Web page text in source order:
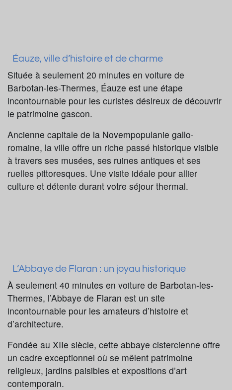
Éauze, ville d’histoire et de charme
Située à seulement 20 minutes en voiture de
Barbotan-les-Thermes, Éauze est une étape
incontournable pour les curistes désireux de découvrir
le patrimoine gascon.
Ancienne capitale de la Novempopulanie gallo-
romaine, la ville offre un riche passé historique visible
à travers ses musées, ses ruines antiques et ses
ruelles pittoresques. Une visite idéale pour allier
culture et détente durant votre séjour thermal.
L’Abbaye de Flaran : un joyau historique
À seulement 40 minutes en voiture de Barbotan-les-
Thermes, l’Abbaye de Flaran est un site
incontournable pour les amateurs d’histoire et
d’architecture.
Fondée au XIIe siècle, cette abbaye cistercienne offre
un cadre exceptionnel où se mêlent patrimoine
religieux, jardins paisibles et expositions d’art
contemporain.